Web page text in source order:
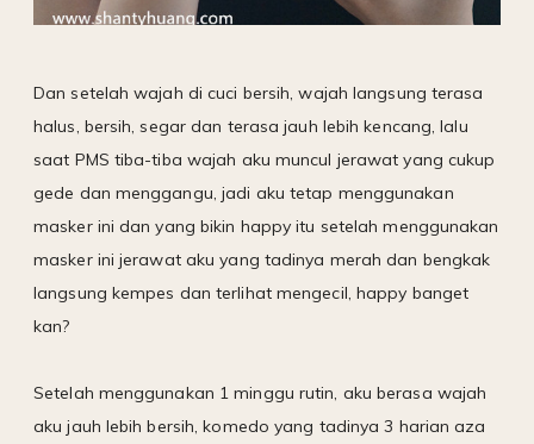
Dan setelah wajah di cuci bersih, wajah langsung terasa
halus, bersih, segar dan terasa jauh lebih kencang, lalu
saat PMS tiba-tiba wajah aku muncul jerawat yang cukup
gede dan menggangu, jadi aku tetap menggunakan
masker ini dan yang bikin happy itu setelah menggunakan
masker ini jerawat aku yang tadinya merah dan bengkak
langsung kempes dan terlihat mengecil, happy banget
kan?
Setelah menggunakan 1 minggu rutin, aku berasa wajah
aku jauh lebih bersih, komedo yang tadinya 3 harian aza